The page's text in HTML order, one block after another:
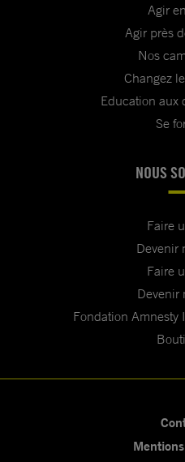
Agir
Agir près
Nos
Changez
Education aux
Se
NOUS
Faire
Devenir
Faire
Devenir
Fondation Amnesty